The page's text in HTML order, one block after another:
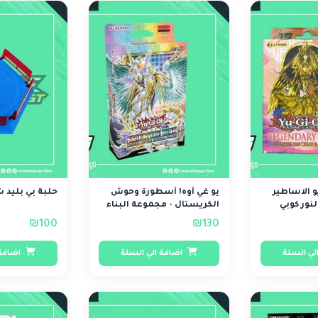
الاساطير
كوبي
السلة
يو غي أوه! أسطورة وحوش
الكريستال - مجموعة البناء
₪130
اضافة الي السلة
حلبة بي بليد
₪100